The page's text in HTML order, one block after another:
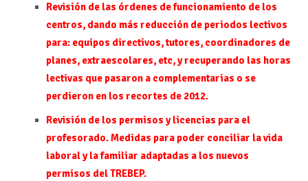
Revisión de las órdenes de funcionamiento de los
centros, dando más reducción de periodos lectivos
para: equipos directivos, tutores, coordinadores de
planes, extraescolares, etc, y recuperando las horas
lectivas que pasaron a complementarias o se
perdieron en los recortes de 2012.
Revisión de los permisos y licencias para el
profesorado. Medidas para poder conciliar la vida
laboral y la familiar adaptadas a los nuevos
permisos del TREBEP.